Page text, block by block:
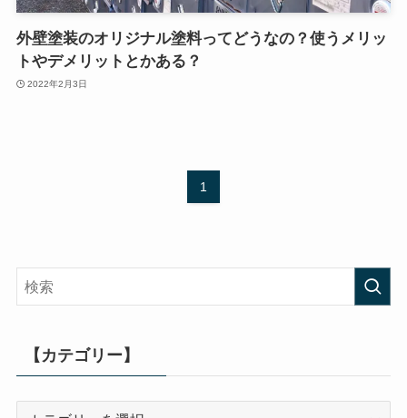
外壁塗装のオリジナル塗料ってどうなの？使うメリッ
トやデメリットとかある？
2022年2月3日
1
【カテゴリー】